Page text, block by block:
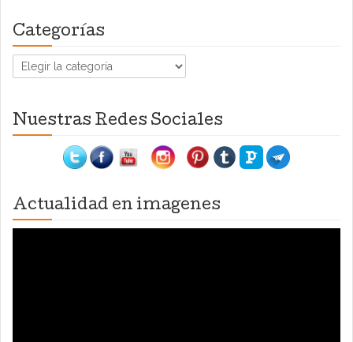
Categorías
Categorías
Nuestras Redes Sociales
Actualidad en imagenes